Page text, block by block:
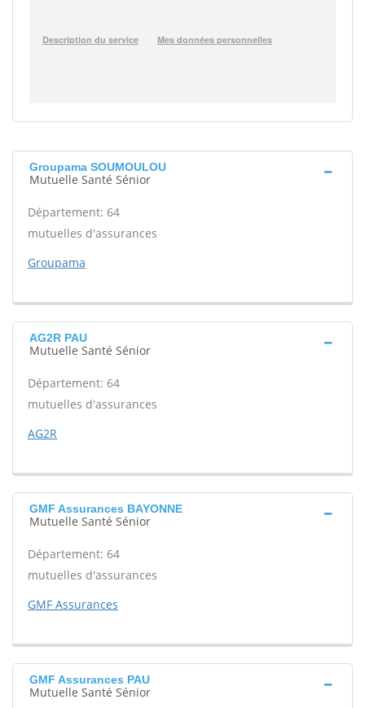
Groupama SOUMOULOU
Mutuelle Santé Sénior
Département: 64
mutuelles d'assurances
Groupama
AG2R PAU
Mutuelle Santé Sénior
Département: 64
mutuelles d'assurances
AG2R
GMF Assurances BAYONNE
Mutuelle Santé Sénior
Département: 64
mutuelles d'assurances
GMF Assurances
GMF Assurances PAU
Mutuelle Santé Sénior